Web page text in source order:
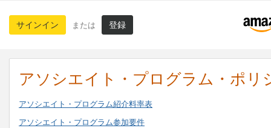
サインイン または 登録
アソシエイト・プログラム・ポリ
アソシエイト・プログラム紹介料率表
アソシエイト・プログラム参加要件